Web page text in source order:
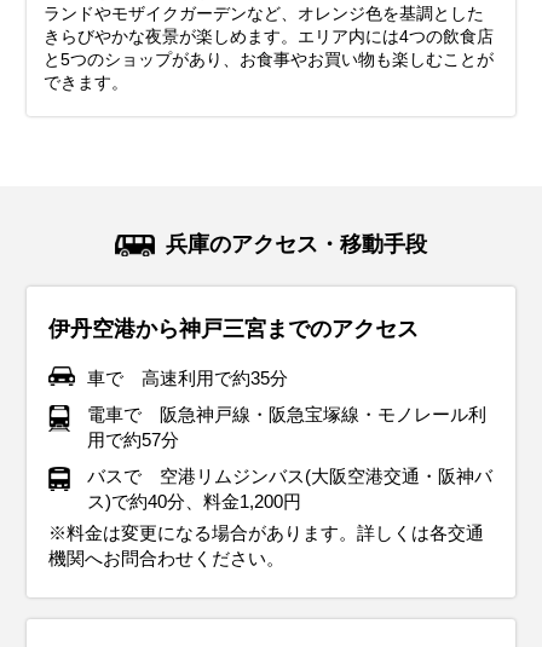
ランドやモザイクガーデンなど、オレンジ色を基調とした
きらびやかな夜景が楽しめます。エリア内には4つの飲食店
と5つのショップがあり、お食事やお買い物も楽しむことが
できます。
兵庫のアクセス・移動手段
伊丹空港から神戸三宮までのアクセス
車で 高速利用で約35分
電車で 阪急神戸線・阪急宝塚線・モノレール利
用で約57分
バスで 空港リムジンバス(大阪空港交通・阪神バ
ス)で約40分、料金1,200円
※料金は変更になる場合があります。詳しくは各交通
機関へお問合わせください。